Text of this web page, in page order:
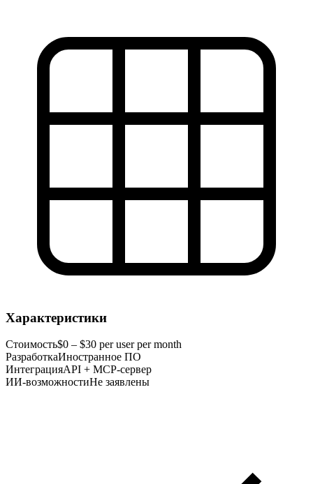
Характеристики
Стоимость$0 – $30 per user per month
РазработкаИностранное ПО
ИнтеграцияAPI + MCP-сервер
ИИ-возможностиНе заявлены